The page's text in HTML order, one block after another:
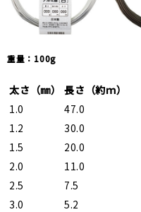
重量：100g
太さ（㎜）
長さ（約ｍ）
1.0
47.0
1.2
30.0
1.5
20.0
2.0
11.0
2.5
7.5
3.0
5.2